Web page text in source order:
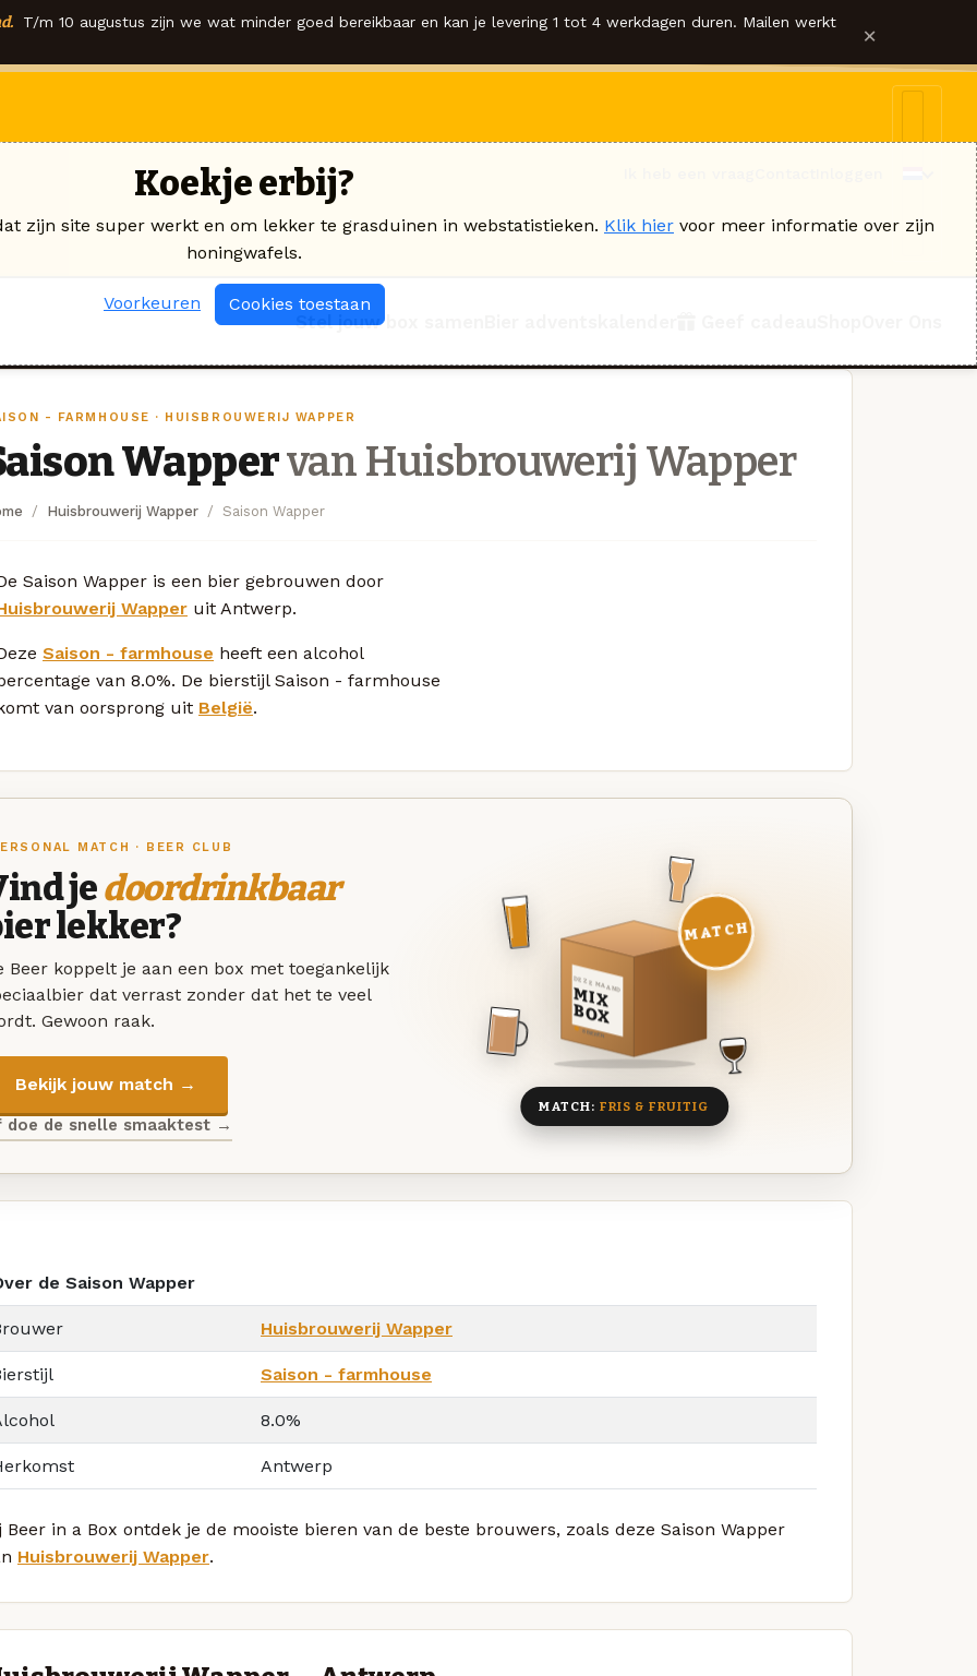
T/m 10 augustus zijn we wat minder goed bereikbaar en kan je levering 1 tot 4 werkdagen duren. Mailen werkt ×
Stel jouw box samen
- FARMHOUSE · HUISBROUWERIJ WAPPER
Wappervan Huisbrouwerij Wapper
Huisbrouwerij Wapper Saison Wapper
Saison Wapper is een bier gebrouwen door
Wapper uit Antwerp.
Saison - farmhouse heeft een alcohol
van 8.0%. De bierstijl Saison - farmhouse
van oorsprong uit België.
MATCH · BEER CLUB
jedoordrinkbaar
lekker?
Beer koppelt je aan een box met toegankelijk
dat verrast zonder dat het te veel
Gewoon raak.
Bekijk jouw match →
doe de snelle smaaktest →
DEZE MAAND
MIX
BOX
8 BIEREN
MATCH
MATCH: FRIS & FRUITIG
de Saison Wapper
Huisbrouwerij Wapper
Saison - farmhouse
8.0%
Antwerp
Beer in a Box ontdek je de mooiste bieren van de beste brouwers, zoals deze Saison Wapper
Huisbrouwerij Wapper.
Koekje erbij?
zijn site super werkt en om lekker te grasduinen in webstatistieken. Klik hier voor meer informatie over zijn
honingwafels.
Voorkeuren Cookies toestaan